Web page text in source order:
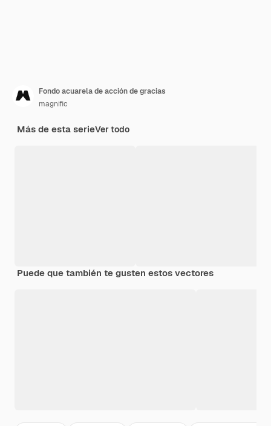
Fondo acuarela de acción de gracias
magnific
Más de esta serieVer todo
Puede que también te gusten estos vectores